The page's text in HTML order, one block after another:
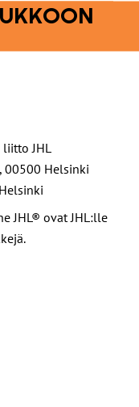
JHL
00500 Helsinki
JHL® ovat JHL:lle